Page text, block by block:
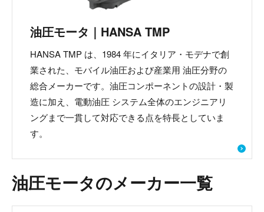
油圧モータ｜HANSA TMP
HANSA TMP は、1984 年にイタリア・モデナで創
業された、モバイル油圧および産業用 油圧分野の
総合メーカーです。油圧コンポーネントの設計・製
造に加え、電動油圧 システム全体のエンジニアリ
ングまで一貫して対応できる点を特長としていま
す。
油圧モータのメーカー一覧